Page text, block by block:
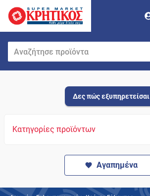
Δες πώς εξυπηρετείσαι
Κατηγορίες προϊόντων
Αγαπημένα